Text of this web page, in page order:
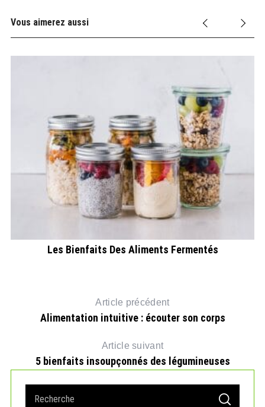
Vous aimerez aussi
Les Bienfaits Des Aliments Fermentés
Article précédent
Alimentation intuitive : écouter son corps
Article suivant
5 bienfaits insoupçonnés des légumineuses
S